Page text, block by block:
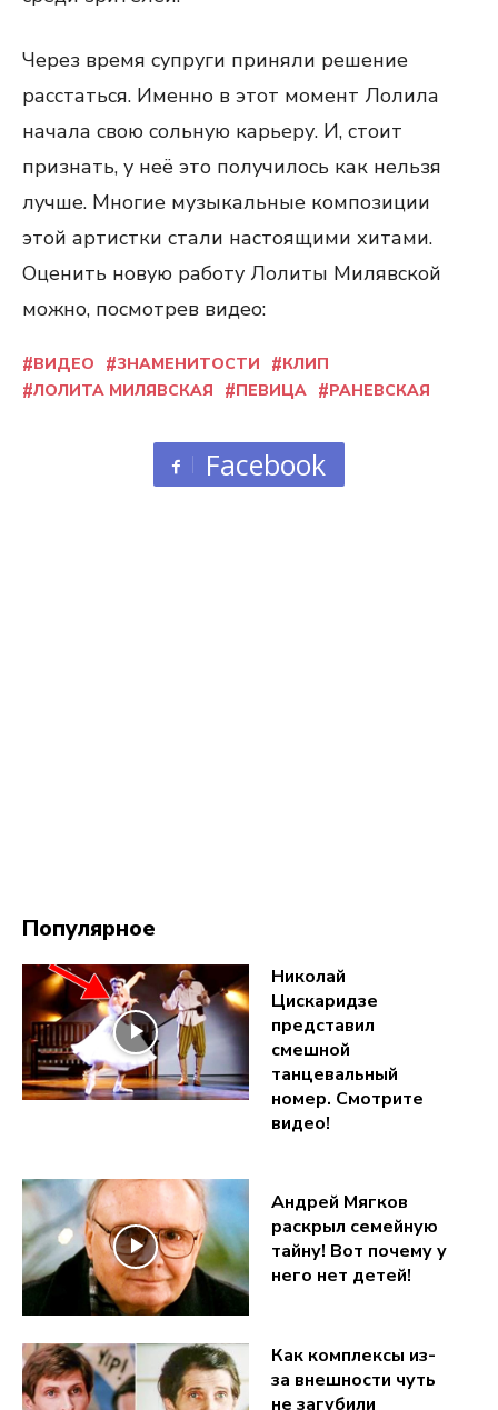
Через время супруги приняли решение
расстаться. Именно в этот момент Лолила
начала свою сольную карьеру. И, стоит
признать, у неё это получилось как нельзя
лучше. Многие музыкальные композиции
этой артистки стали настоящими хитами.
Оценить новую работу Лолиты Милявской
можно, посмотрев видео:
ВИДЕО ЗНАМЕНИТОСТИ
КЛИП
ЛОЛИТА МИЛЯВСКАЯ
ПЕВИЦА РАНЕВСКАЯ
Facebook
Популярное
Николай
Цискаридзе
представил
смешной
танцевальный
номер. Смотрите
видео!
Андрей Мягков
раскрыл семейную
тайну! Вот почему у
него нет детей!
Как комплексы из-
за внешности чуть
не загубили